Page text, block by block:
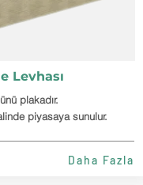
Levhası
plakadır.
piyasaya sunulur.
Daha Fazla